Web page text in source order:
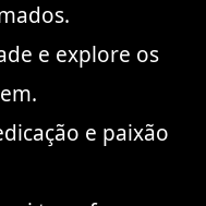
e explore os
e paixão